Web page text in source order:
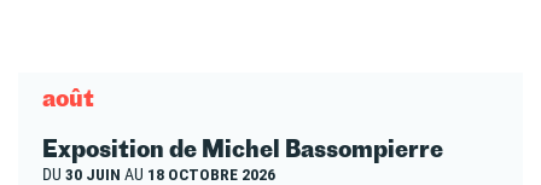
août
Exposition de Michel Bassompierre
DU 30 JUIN AU 18 OCTOBRE 2026